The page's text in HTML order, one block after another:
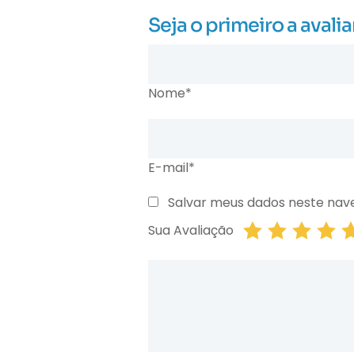
Seja o primeiro a
Nome*
E-mail*
Salvar meus dados neste
Sua Avaliação